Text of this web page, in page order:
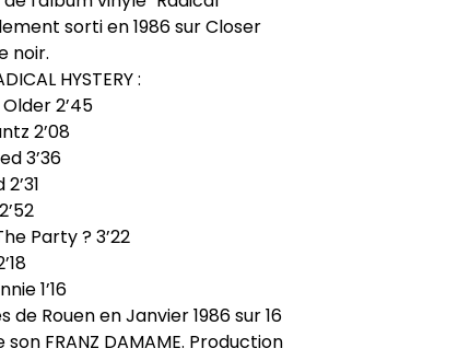
sorti en 1986 sur Closer
noir.
HYSTERY :
2’45
2’08
3’36
Party ? 3’22
1’16
de Rouen en Janvier 1986 sur 16
son FRANZ DAMAME. Production